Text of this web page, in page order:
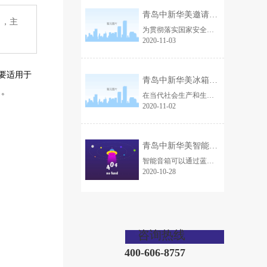
主
适用于
青岛中新华美邀请市安全生产专家为企业安全生产“会诊”
为贯彻落实国家安全生产专项整治三年行动，进一步强化企业安全生产管理，夯实安全生产基础。10月31日，青岛中新华美塑料有限公司特聘请青岛市安全生产专家陈增礼陈老师，现场诊断，为我们企业安全生产问诊把脉。
2020-11-03
青岛中新华美冰箱内部接线盒专用材料，为安全护航！
在当代社会生产和生活当中，接线盒是现有电力设备和家庭装修中常用的电力链接辅助装置，起到保护内部电气件和链接电线的作用。接线盒在冰箱上应用普遍，接线盒使用材料的性能及使用寿命关乎着接线盒本身的质量，所以接线盒材料一直受到冰箱厂商的关注。冰箱接线盒使用什么材料好呢，这里为您推荐青岛中新华美无卤阻燃pp接线盒专用材料。
2020-11-02
青岛中新华美智能音箱外壳专用材料上线，音你而来！
智能音箱可以通过蓝牙、wifi等方式和手机进行链接，从而进行控制，同时，用户可以通过说话来和智能音箱实现互动。也正是因为这样的思考，青岛中新华美通过技术创新，在材料上钻研，研发出智能音箱外壳专用材料，助力ai公司、智能家居厂商及音频厂商改善智能音箱的音质。
2020-10-28
咨询热线
400-606-8757